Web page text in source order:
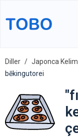
Diller Japonca
bēkingutorei